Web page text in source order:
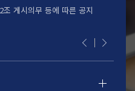
게시의무 등에 따른 공지